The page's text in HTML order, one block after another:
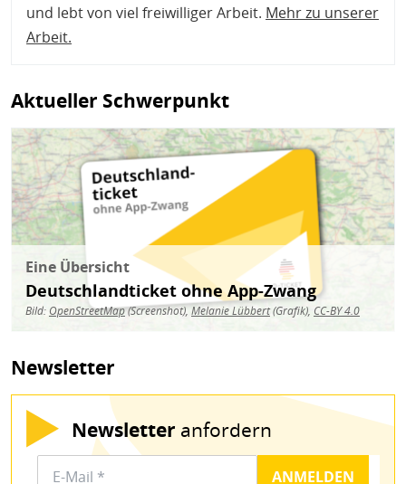
und lebt von viel freiwilliger Arbeit. Mehr zu unserer
Arbeit.
Aktueller Schwerpunkt
Bild
Eine Übersicht
Deutschlandticket ohne App-Zwang
Bild: OpenStreetMap(Screenshot),Melanie Lübbert(Grafik), CC-BY 4.0
Newsletter
Newsletter anfordern